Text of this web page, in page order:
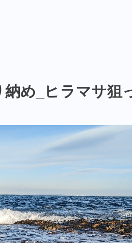
納め_ヒラマサ狙